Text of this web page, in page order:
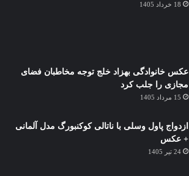
18 خرداد 1405
عکس خانوادگی بهزاد خلج توجه مخاطبان فضای
مجازی را جلب کرد
15 مرداد 1405
ازدواج پاول وسلی با ناتالی کوکنبورگ مدل آلمانی
+ عکس
24 تیر 1405